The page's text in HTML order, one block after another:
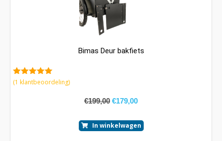
Bimas Deur bakfiets
5.00van 5
(1 klantbeoordeling)
€199,00 €179,00
In winkelwagen